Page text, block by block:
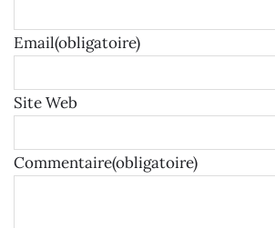
Email(obligatoire)
Site Web
Commentaire(obligatoire)